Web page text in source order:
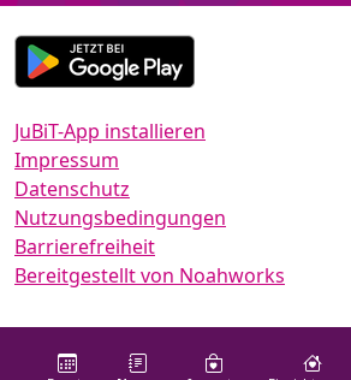
JuBiT-App installieren
Impressum
Datenschutz
Nutzungsbedingungen
Barrierefreiheit
Bereitgestellt von Noahworks